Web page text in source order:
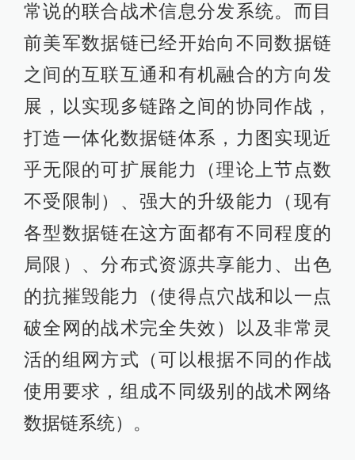
常说的联合战术信息分发系统。而目
前美军数据链已经开始向不同数据链
之间的互联互通和有机融合的方向发
展，以实现多链路之间的协同作战，
打造一体化数据链体系，力图实现近
乎无限的可扩展能力（理论上节点数
不受限制）、强大的升级能力（现有
各型数据链在这方面都有不同程度的
局限）、分布式资源共享能力、出色
的抗摧毁能力（使得点穴战和以一点
破全网的战术完全失效）以及非常灵
活的组网方式（可以根据不同的作战
使用要求，组成不同级别的战术网络
数据链系统）。